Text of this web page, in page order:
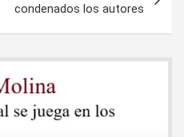
condenados los autores